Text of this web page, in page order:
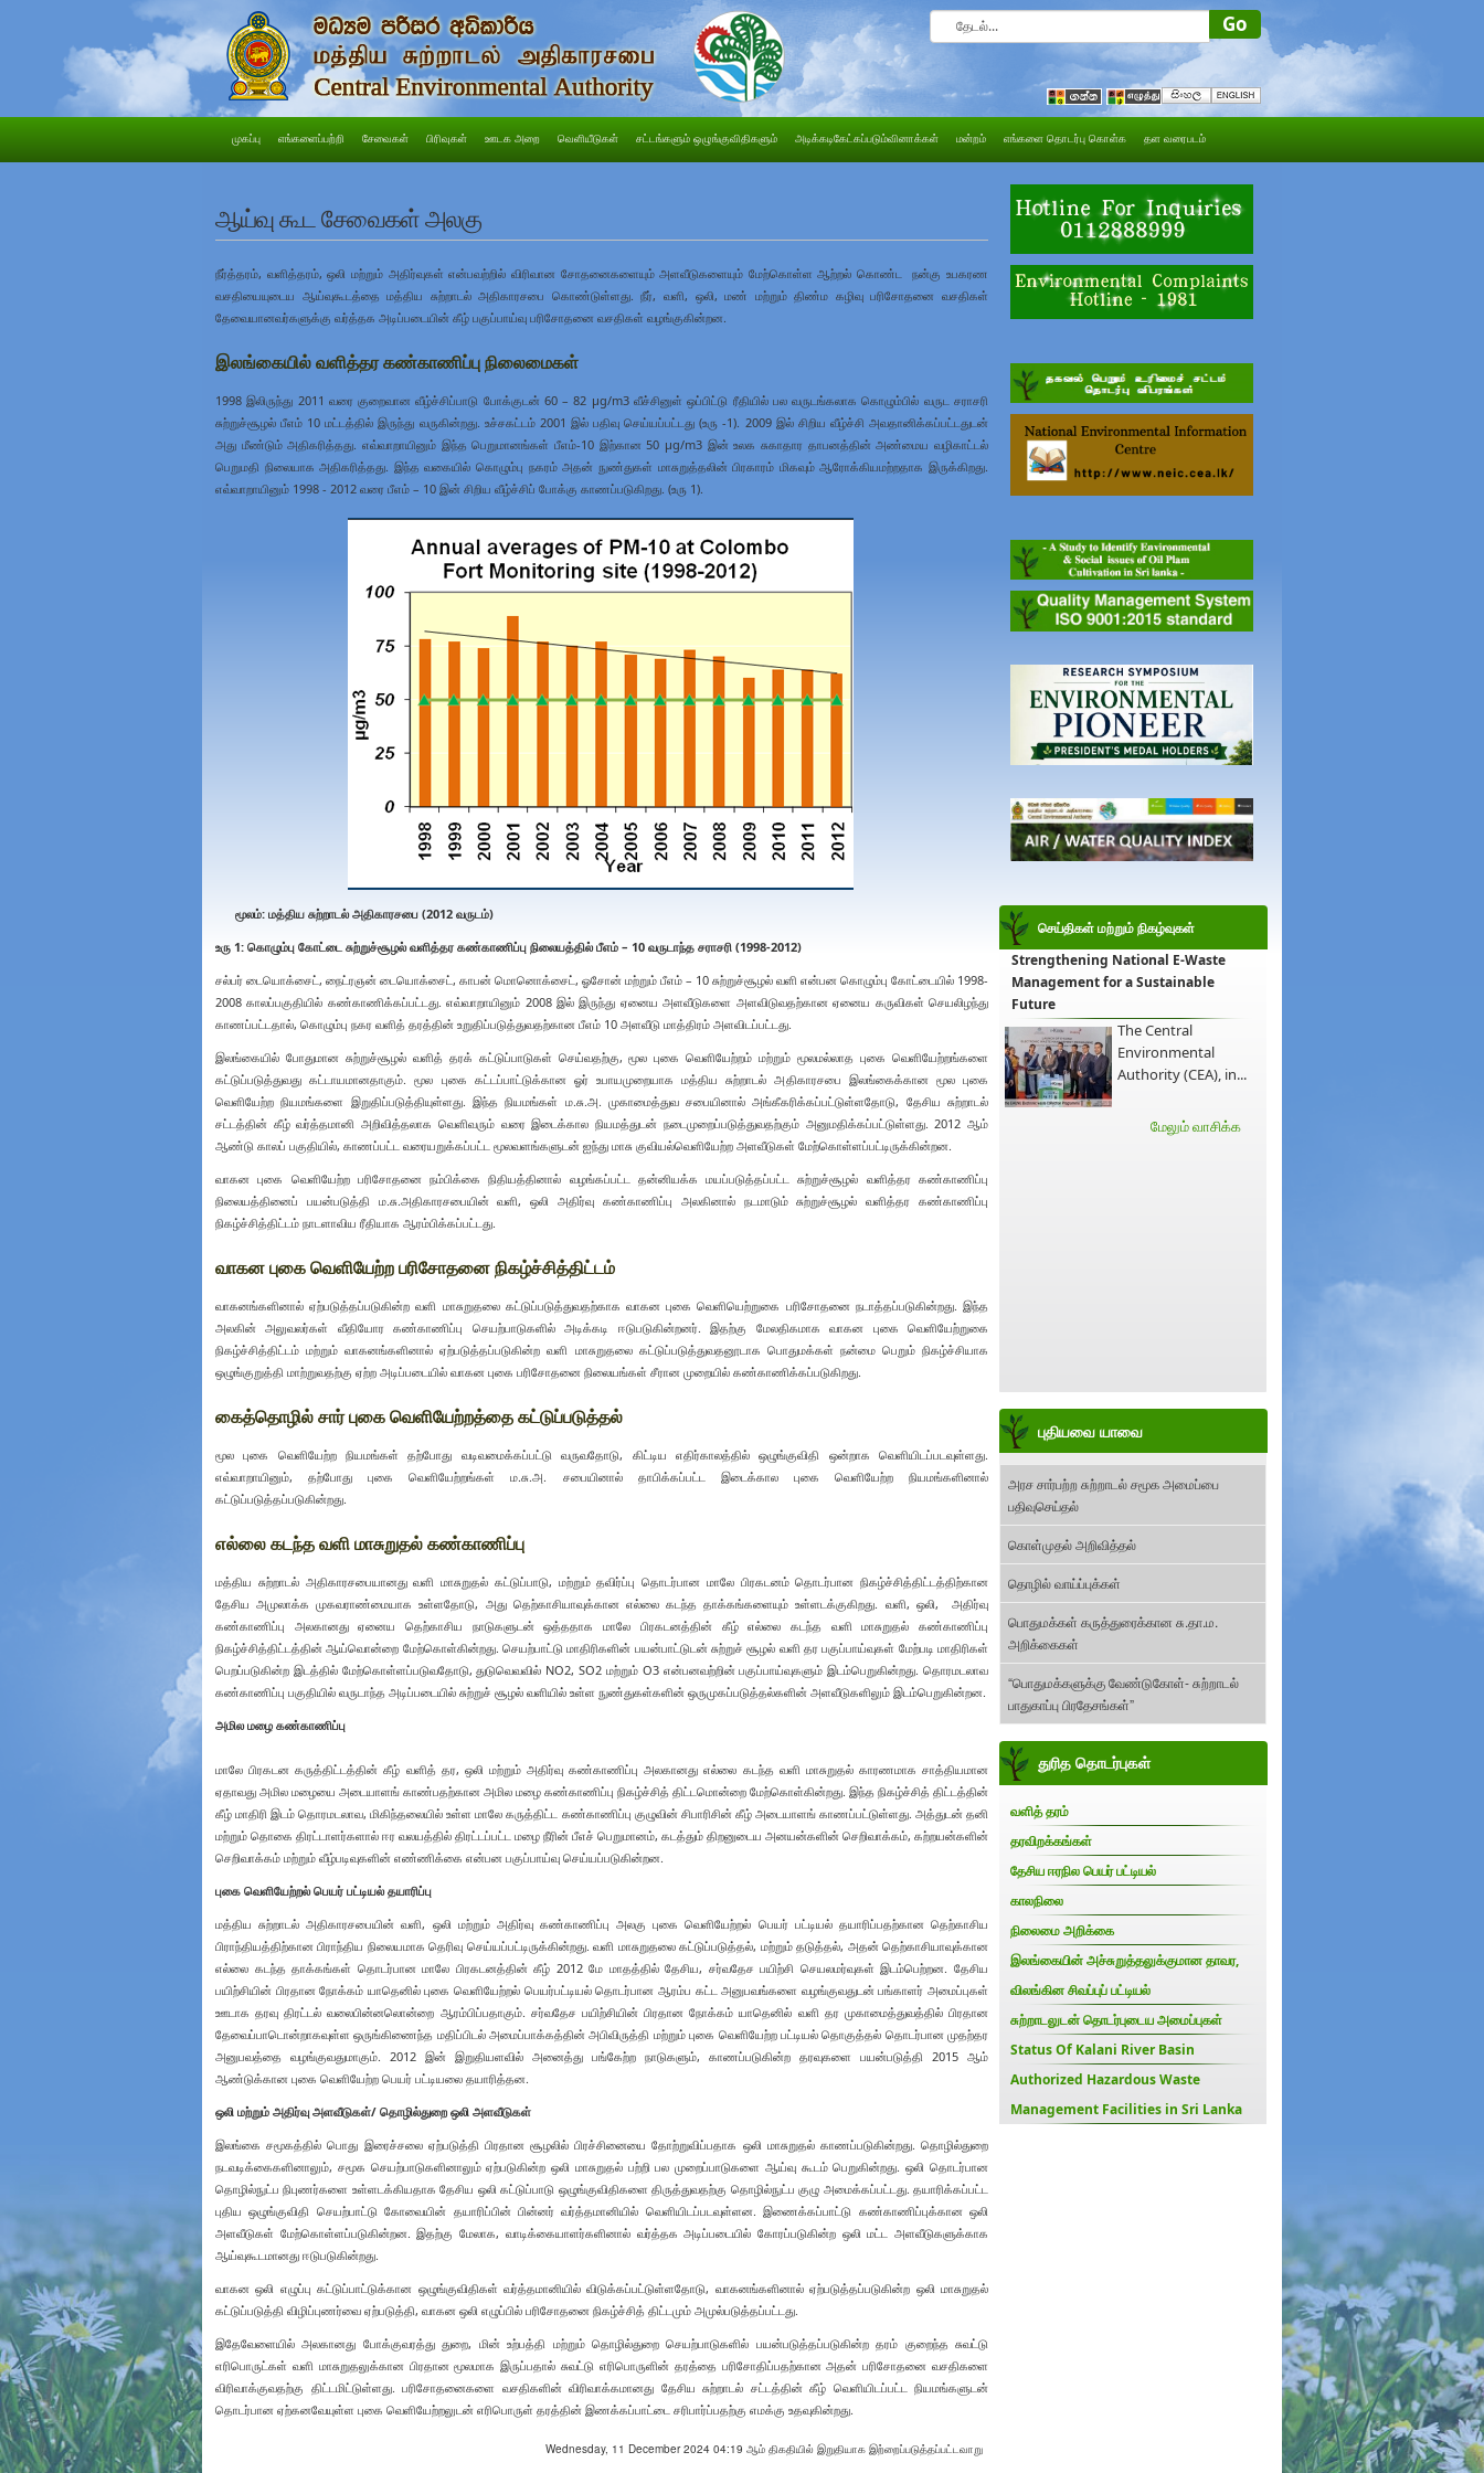
முகப்பு எங்களைப்பற்றி சேவைகள் பிரிவுகள் ஊடக அறை வெளியீடுகள் சட்டங்களும் ஒழுங்குவிதிகளும் அடிக்கடிகேட்கப்படும்வினாக்கள் மன்றம் எங்களை தொடர்பு கொள்க தள வரைபடம்
ஆய்வு கூட சேவைகள் அலகு
நீர்த்தரம், வளித்தரம், ஒலி மற்றும் அதிர்வுகள் என்பவற்றில் விரிவான சோதனைகளையும் அளவீடுகளையும் மேற்கொள்ள ஆற்றல் கொண்ட நன்கு உபகரண
வசதியையுடைய ஆய்வுகூடத்தை மத்திய சுற்றாடல் அதிகாரசபை கொண்டுள்ளது. நீர், வளி, ஒலி, மண் மற்றும் திண்ம கழிவு பரிசோதனை வசதிகள்
தேவையானவர்களுக்கு வர்த்தக அடிப்படையின் கீழ் பகுப்பாய்வு பரிசோதனை வசதிகள் வழங்குகின்றன.
இலங்கையில் வளித்தர கண்காணிப்பு நிலைமைகள்
1998 இலிருந்து 2011 வரை குறைவான வீழ்ச்சிப்பாடு போக்குடன் 60 – 82 µg/m3 வீச்சினுள் ஒப்பிட்டு ரீதியில் பல வருடங்கலாக கொழும்பில் வருட சராசரி
சுற்றுச்சூழல் பீஎம் 10 மட்டத்தில் இருந்து வருகின்றது. உச்சகட்டம் 2001 இல் பதிவு செய்யப்பட்டது (உரு -1). 2009 இல் சிறிய வீழ்ச்சி அவதானிக்கப்பட்டதுடன்
அது மீண்டும் அதிகரித்தது. எவ்வாறாயினும் இந்த பெறுமானங்கள் பீஎம்-10 இற்கான 50 µg/m3 இன் உலக சுகாதார தாபனத்தின் அண்மைய வழிகாட்டல்
பெறுமதி நிலையாக அதிகரித்தது. இந்த வகையில் கொழும்பு நகரம் அதன் நுண்துகள் மாசுறுத்தலின் பிரகாரம் மிகவும் ஆரோக்கியமற்றதாக இருக்கிறது.
எவ்வாறாயினும் 1998 - 2012 வரை பீஎம் – 10 இன் சிறிய வீழ்ச்சிப் போக்கு காணப்படுகிறது. (உரு 1).
மூலம்: மத்திய சுற்றாடல் அதிகாரசபை (2012 வருடம்)
உரு 1: கொழும்பு கோட்டைசுற்றுச்சூழல் வளித்தர கண்காணிப்பு நிலையத்தில் பீஎம் – 10 வருடாந்த சராசரி (1998-2012)
சல்பர் டையொக்சைட், நைட்ரஞன் டையொக்சைட், காபன் மொனொக்சைட், ஓசோன் மற்றும் பீஎம் – 10 சுற்றுச்சூழல் வளி என்பன கொழும்பு கோட்டையில் 1998-
2008 காலப்பகுதியில் கண்காணிக்கப்பட்டது. எவ்வாறாயினும் 2008 இல் இருந்து ஏனைய அளவீடுகளை அளவிடுவதற்கான ஏனைய கருவிகள் செயலிழந்து
காணப்பட்டதால், கொழும்பு நகர வளித் தரத்தின் உறுதிப்படுத்துவதற்கான பீஎம் 10 அளவீடு மாத்திரம் அளவிடப்பட்டது.
இலங்கையில் போதுமான சுற்றுச்சூழல் வளித் தரக் கட்டுப்பாடுகள் செய்வதற்கு, மூல புகை வெளியேற்றம் மற்றும் மூலமல்லாத புகை வெளியேற்றங்களை
கட்டுப்படுத்துவது கட்டாயமானதாகும். மூல புகை கட்டப்பாட்டுக்கான ஓர் உபாயமுறையாக மத்திய சுற்றாடல் அதிகாரசபை இலங்கைக்கான மூல புகை
வெளியேற்ற நியமங்களை இறுதிப்படுத்தியுள்ளது. இந்த நியமங்கள் ம.சு.அ. முகாமைத்துவ சபையினால் அங்கீகரிக்கப்பட்டுள்ளதோடு, தேசிய சுற்றாடல்
சட்டத்தின் கீழ் வர்த்தமானி அறிவித்தலாக வெளிவரும் வரை இடைக்கால நியமத்துடன் நடைமுறைப்படுத்துவதற்கும் அனுமதிக்கப்பட்டுள்ளது. 2012 ஆம்
ஆண்டு காலப் பகுதியில், காணப்பட்ட வரையறுக்கப்பட்ட மூலவளங்களுடன் ஐந்து மாசு குவியல்வெளியேற்ற அளவீடுகள் மேற்கொள்ளப்பட்டிருக்கின்றன.
வாகன புகை வெளியேற்ற பரிசோதனை நம்பிக்கை நிதியத்தினால் வழங்கப்பட்ட தன்னியக்க மயப்படுத்தப்பட்ட சுற்றுச்சூழல் வளித்தர கண்காணிப்பு
நிலையத்தினைப் பயன்படுத்தி ம.சு.அதிகாரசபையின் வளி, ஒலி அதிர்வு கண்காணிப்பு அலகினால் நடமாடும் சுற்றுச்சூழல் வளித்தர கண்காணிப்பு
நிகழ்ச்சித்திட்டம் நாடளாவிய ரீதியாக ஆரம்பிக்கப்பட்டது.
வாகன புகை வெளியேற்ற பரிசோதனை நிகழ்ச்சித்திட்டம்
வாகனங்களினால் ஏற்படுத்தப்படுகின்ற வளி மாசுறுதலை கட்டுப்படுத்துவதற்காக வாகன புகை வெளியெற்றுகை பரிசோதனை நடாத்தப்படுகின்றது. இந்த
அலகின் அலுவலர்கள் வீதியோர கண்காணிப்பு செயற்பாடுகளில் அடிக்கடி ஈடுபடுகின்றனர். இதற்கு மேலதிகமாக வாகன புகை வெளியேற்றுகை
நிகழ்ச்சித்திட்டம் மற்றும் வாகனங்களினால் ஏற்படுத்தப்படுகின்ற வளி மாசுறுதலை கட்டுப்படுத்துவதனூடாக பொதுமக்கள் நன்மை பெறும் நிகழ்ச்சியாக
ஒழுங்குறுத்தி மாற்றுவதற்கு ஏற்ற அடிப்படையில் வாகன புகை பரிசோதனை நிலையங்கள் சீரான முறையில் கண்காணிக்கப்படுகிறது.
கைத்தொழில் சார் புகை வெளியேற்றத்தை கட்டுப்படுத்தல்
மூல புகை வெளியேற்ற நியமங்கள் தற்போது வடிவமைக்கப்பட்டு வருவதோடு, கிட்டிய எதிர்காலத்தில் ஒழுங்குவிதி ஒன்றாக வெளியிடப்படவுள்ளது.
எவ்வாறாயினும், தற்போது புகை வெளியேற்றங்கள் ம.சு.அ. சபையினால் தாபிக்கப்பட்ட இடைக்கால புகை வெளியேற்ற நியமங்களினால்
கட்டுப்படுத்தப்படுகின்றது.
எல்லை கடந்த வளி மாசுறுதல் கண்காணிப்பு
மத்திய சுற்றாடல் அதிகாரசபையானது வளி மாசுறுதல் கட்டுப்பாடு, மற்றும் தவிர்ப்பு தொடர்பான மாலே பிரகடனம் தொடர்பான நிகழ்ச்சித்திட்டத்திற்கான
தேசிய அமுலாக்க முகவராண்மையாக உள்ளதோடு, அது தெற்காசியாவுக்கான எல்லை கடந்த தாக்கங்களையும் உள்ளடக்குகிறது. வளி, ஒலி, அதிர்வு
கண்காணிப்பு அலகானது ஏனைய தெற்காசிய நாடுகளுடன் ஒத்ததாக மாலே பிரகடனத்தின் கீழ் எல்லை கடந்த வளி மாசுறுதல் கண்காணிப்பு
நிகழ்ச்சித்திட்டத்தின் ஆய்வொன்றை மேற்கொள்கின்றது. செயற்பாட்டு மாதிரிகளின் பயன்பாட்டுடன் சுற்றுச் சூழல் வளி தர பகுப்பாய்வுகள் மேற்படி மாதிரிகள்
பெறப்படுகின்ற இடத்தில் மேற்கொள்ளப்படுவதோடு, துடுவெவவில் NO2, SO2 மற்றும் O3 என்பனவற்றின் பகுப்பாய்வுகளும் இடம்பெறுகின்றது. தொரமடலாவ
கண்காணிப்பு பகுதியில் வருடாந்த அடிப்படையில் சுற்றுச் சூழல் வளியில் உள்ள நுண்துகள்களின் ஒருமுகப்படுத்தல்களின் அளவீடுகளிலும் இடம்பெறுகின்றன.
அமில மழை கண்காணிப்பு
மாலே பிரகடன கருத்திட்டத்தின் கீழ் வளித் தர, ஒலி மற்றும் அதிர்வு கண்காணிப்பு அலகானது எல்லை கடந்த வளி மாசுறுதல் காரணமாக சாத்தியமான
ஏதாவது அமில மழையை அடையாளங் காண்பதற்கான அமில மழை கண்காணிப்பு நிகழ்ச்சித் திட்டமொன்றை மேற்கொள்கின்றது. இந்த நிகழ்ச்சித் திட்டத்தின்
கீழ் மாதிரி இடம் தொரமடலாவ, மிகிந்தலையில் உள்ள மாலே கருத்திட்ட கண்காணிப்பு குழுவின் சிபாரிசின் கீழ் அடையாளங் காணப்பட்டுள்ளது. அத்துடன் தனி
மற்றும் தொகை திரட்டாளர்களால் ஈர வலயத்தில் திரட்டப்பட்ட மழை நீரின் பீஎச் பெறுமானம், கடத்தும் திறனுடைய அனயன்களின் செறிவாக்கம், கற்றயன்களின்
செறிவாக்கம் மற்றும் வீழ்படிவுகளின் எண்ணிக்கை என்பன பகுப்பாய்வு செய்யப்படுகின்றன.
புகை வெளியேற்றல் பெயர் பட்டியல் தயாரிப்பு
மத்திய சுற்றாடல் அதிகாரசபையின் வளி, ஒலி மற்றும் அதிர்வு கண்காணிப்பு அலகு புகை வெளியேற்றல் பெயர் பட்டியல் தயாரிப்பதற்கான தெற்காசிய
பிராந்தியத்திற்கான பிராந்திய நிலையமாக தெரிவு செய்யப்பட்டிருக்கின்றது. வளி மாசுறுதலை கட்டுப்படுத்தல், மற்றும் தடுத்தல், அதன் தெற்காசியாவுக்கான
எல்லை கடந்த தாக்கங்கள் தொடர்பான மாலே பிரகடனத்தின் கீழ் 2012 மே மாதத்தில் தேசிய, சர்வதேச பயிற்சி செயலமர்வுகள் இடம்பெற்றன. தேசிய
பயிற்சியின் பிரதான நோக்கம் யாதெனில் புகை வெளியேற்றல் பெயர்பட்டியல் தொடர்பான ஆரம்ப கட்ட அனுபவங்களை வழங்குவதுடன் பங்காளர் அமைப்புகள்
ஊடாக தரவு திரட்டல் வலைபின்னலொன்றை ஆரம்பிப்பதாகும். சர்வதேச பயிற்சியின் பிரதான நோக்கம் யாதெனில் வளி தர முகாமைத்துவத்தில் பிரதான
தேவைப்பாடொன்றாகவுள்ள ஒருங்கிணைந்த மதிப்பிடல் அமைப்பாக்கத்தின் அபிவிருத்தி மற்றும் புகை வெளியேற்ற பட்டியல் தொகுத்தல் தொடர்பான முதற்தர
அனுபவத்தை வழங்குவதுமாகும். 2012 இன் இறுதியளவில் அனைத்து பங்கேற்ற நாடுகளும், காணப்படுகின்ற தரவுகளை பயன்படுத்தி 2015 ஆம்
ஆண்டுக்கான புகை வெளியேற்ற பெயர் பட்டியலை தயாரித்தன.
ஒலி மற்றும் அதிர்வு அளவீடுகள்/ தொழில்துறை ஒலி அளவீடுகள்
இலங்கை சமூகத்தில் பொது இரைச்சலை ஏற்படுத்தி பிரதான சூழலில் பிரச்சினையை தோற்றுவிப்பதாக ஒலி மாசுறுதல் காணப்படுகின்றது. தொழில்துறை
நடவடிக்கைகளினாலும், சமூக செயற்பாடுகளினாலும் ஏற்படுகின்ற ஒலி மாசுறுதல் பற்றி பல முறைப்பாடுகளை ஆய்வு கூடம் பெறுகின்றது. ஒலி தொடர்பான
தொழில்நுட்ப நிபுணர்களை உள்ளடக்கியதாக தேசிய ஒலி கட்டுப்பாடு ஒழுங்குவிதிகளை திருத்துவதற்கு தொழில்நுட்ப குழு அமைக்கப்பட்டது. தயாரிக்கப்பட்ட
புதிய ஒழுங்குவிதி செயற்பாட்டு கோவையின் தயாரிப்பின் பின்னர் வர்த்தமானியில் வெளியிடப்படவுள்ளன. இணைக்கப்பாட்டு கண்காணிப்புக்கான ஒலி
அளவீடுகள் மேற்கொள்ளப்படுகின்றன. இதற்கு மேலாக, வாடிக்கையாளர்களினால் வர்த்தக அடிப்படையில் கோரப்படுகின்ற ஒலி மட்ட அளவீடுகளுக்காக
ஆய்வுகூடமானது ஈடுபடுகின்றது.
வாகன ஒலி எழுப்பு கட்டுப்பாட்டுக்கான ஒழுங்குவிதிகள் வர்த்தமானியில் விடுக்கப்பட்டுள்ளதோடு, வாகனங்களினால் ஏற்படுத்தப்படுகின்ற ஒலி மாசுறுதல்
கட்டுப்படுத்தி விழிப்புணர்வை ஏற்படுத்தி, வாகன ஒலி எழுப்பில் பரிசோதனை நிகழ்ச்சித் திட்டமும் அமுல்படுத்தப்பட்டது.
இதேவேளையில் அலகானது போக்குவரத்து துறை, மின் உற்பத்தி மற்றும் தொழில்துறை செயற்பாடுகளில் பயன்படுத்தப்படுகின்ற தரம் குறைந்த சுவட்டு
எரிபொருட்கள் வளி மாசுறுதலுக்கான பிரதான மூலமாக இருப்பதால் சுவட்டு எரிபொருளின் தரத்தை பரிசோதிப்பதற்கான அதன் பரிசோதனை வசதிகளை
விரிவாக்குவதற்கு திட்டமிட்டுள்ளது. பரிசோதனைகளை வசதிகளின் விரிவாக்கமானது தேசிய சுற்றாடல் சட்டத்தின் கீழ் வெளியிடப்பட்ட நியமங்களுடன்
தொடர்பான ஏற்கனவேயுள்ள புகை வெளியேற்றலுடன் எரிபொருள் தரத்தின் இணக்கப்பாட்டை சரிபார்ப்பதற்கு எமக்கு உதவுகின்றது.
Wednesday, 11 December 2024 04:19 ஆம் திகதியில் இறுதியாக இற்றைப்படுத்தப்பட்டவாறு
செய்திகள் மற்றும் நிகழ்வுகள்
Strengthening National E-Waste
Management for a Sustainable
Future
The Central
Environmental
Authority (CEA), in...
மேலும் வாசிக்க
புதியவை யாவை
அரச சார்பற்ற சுற்றாடல் சமூக அமைப்பை
பதிவுசெய்தல்
கொள்முதல் அறிவித்தல்
தொழில் வாய்ப்புக்கள்
பொதுமக்கள் கருத்துரைக்கான சு.தா.ம.
அறிக்கைகள்
“பொதுமக்களுக்கு வேண்டுகோள்- சுற்றாடல்
பாதுகாப்பு பிரதேசங்கள்”
துரித தொடர்புகள்
வளித் தரம்
தரவிறக்கங்கள்
தேசிய ஈரநில பெயர் பட்டியல்
காலநிலை
நிலைமை அறிக்கை
இலங்கையின் அச்சுறுத்தலுக்குமான தாவர,
விலங்கின சிவப்புப் பட்டியல்
சுற்றாடலுடன் தொடர்புடைய அமைப்புகள்
Status Of Kalani River Basin
Authorized Hazardous Waste
Management Facilities in Sri Lanka